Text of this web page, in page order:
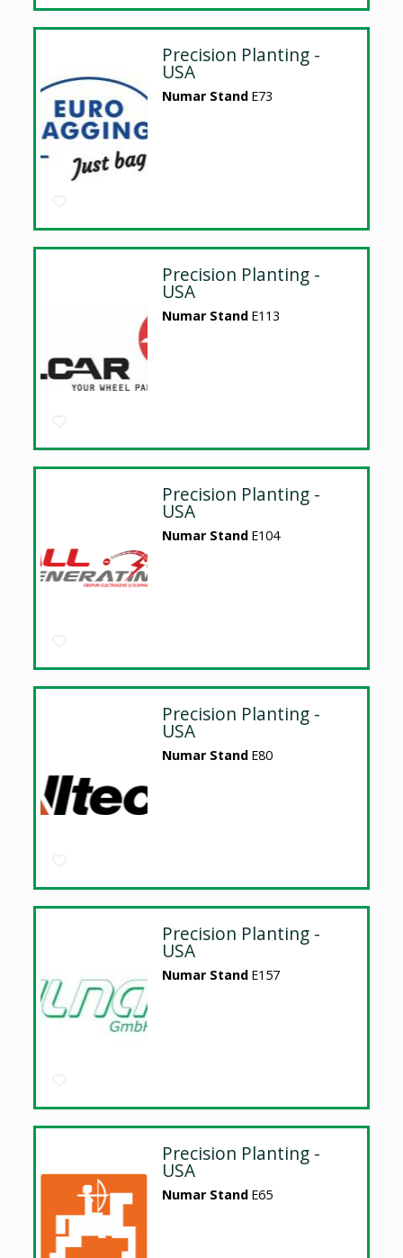
Precision Planting -
USA
Numar Stand E73
Precision Planting -
USA
Numar Stand E113
Precision Planting -
USA
Numar Stand E104
Precision Planting -
USA
Numar Stand E80
Precision Planting -
USA
Numar Stand E157
Precision Planting -
USA
Numar Stand E65